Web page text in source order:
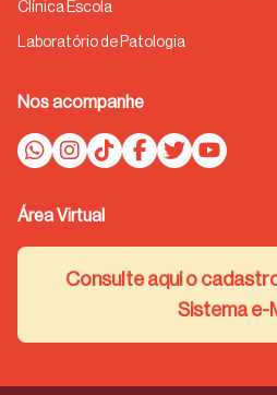
Clínica Escola
Laboratório de Patologia
Nos acompanhe
Área Virtual
Consulte aqui o
Sistema e-